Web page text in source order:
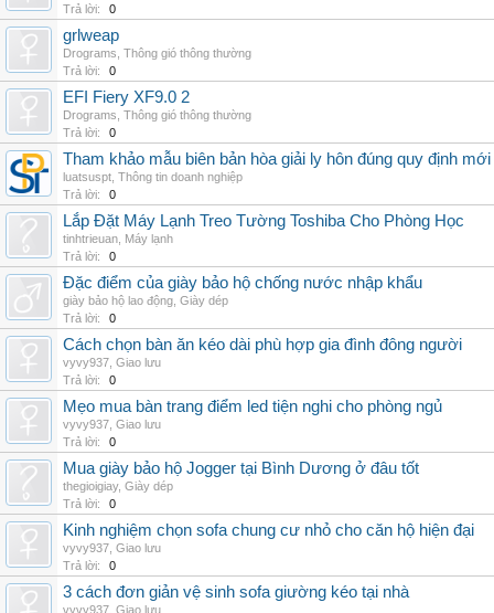
Trả lời:
0
grlweap
Drograms Thông gió thông thường
Trả lời:
0
EFI Fiery XF9.0 2
Drograms Thông gió thông thường
Trả lời:
0
Tham khảo mẫu biên bản hòa giải ly hôn đúng quy định mới
luatsuspt Thông tin doanh nghiệp
Trả lời:
0
Lắp Đặt Máy Lạnh Treo Tường Toshiba Cho Phòng Học
tinhtrieuan Máy lạnh
Trả lời:
0
Đặc điểm của giày bảo hộ chống nước nhập khẩu
giày bảo hộ lao động Giày dép
Trả lời:
0
Cách chọn bàn ăn kéo dài phù hợp gia đình đông người
vyvy937 Giao lưu
Trả lời:
0
Mẹo mua bàn trang điểm led tiện nghi cho phòng ngủ
vyvy937 Giao lưu
Trả lời:
0
Mua giày bảo hộ Jogger tại Bình Dương ở đâu tốt
thegioigiay, Giày dép
Trả lời:
0
Kinh nghiệm chọn sofa chung cư nhỏ cho căn hộ hiện đại
vyvy937 Giao lưu
Trả lời:
0
3 cách đơn giản vệ sinh sofa giường kéo tại nhà
vyvy937 Giao lưu